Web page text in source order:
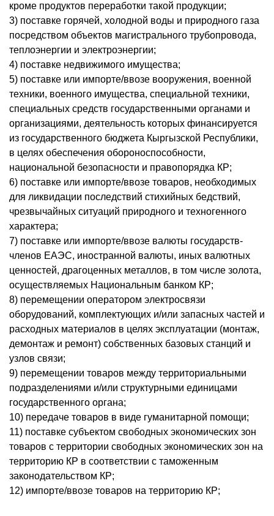
кроме продуктов переработки такой продукции;
3) поставке горячей, холодной воды и природного газа
посредством объектов магистрального трубопровода,
теплоэнергии и электроэнергии;
4) поставке недвижимого имущества;
5) поставке или импорте/ввозе вооружения, военной
техники, военного имущества, специальной техники,
специальных средств государственными органами и
организациями, деятельность которых финансируется
из государственного бюджета Кыргызской Республики,
в целях обеспечения обороноспособности,
национальной безопасности и правопорядка КР;
6) поставке или импорте/ввозе товаров, необходимых
для ликвидации последствий стихийных бедствий,
чрезвычайных ситуаций природного и техногенного
характера;
7) поставке или импорте/ввозе валюты государств-
членов ЕАЭС, иностранной валюты, иных валютных
ценностей, драгоценных металлов, в том числе золота,
осуществляемых Национальным банком КР;
8) перемещении оператором электросвязи
оборудований, комплектующих и/или запасных частей и
расходных материалов в целях эксплуатации (монтаж,
демонтаж и ремонт) собственных базовых станций и
узлов связи;
9) перемещении товаров между территориальными
подразделениями и/или структурными единицами
государственного органа;
10) передаче товаров в виде гуманитарной помощи;
11) поставке субъектом свободных экономических зон
товаров с территории свободных экономических зон на
территорию КР в соответствии с таможенным
законодательством КР;
12) импорте/ввозе товаров на территорию КР;